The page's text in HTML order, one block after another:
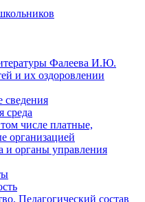
Фалеева И.Ю.
и их оздоровлении
среда
числе платные,
организацией
органы управления
Педагогический состав